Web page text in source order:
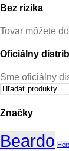
Bez rizika
Tovar môžete
Oficiálny
Sme oficiálny
Hľadať:
Značky
Beardo